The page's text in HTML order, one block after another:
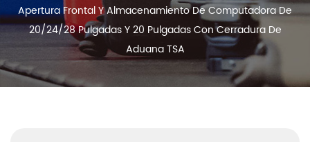
Apertura Frontal Y Almacenamiento De Computadora De
20/24/28 Pulgadas Y 20 Pulgadas Con Cerradura De
Aduana TSA